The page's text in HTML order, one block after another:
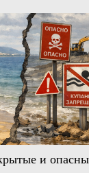
и